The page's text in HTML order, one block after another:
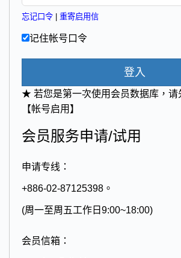
忘记口令 重寄启用信
记住帐号口令
登入
★ 若您是第一次使用会员数据库，请
【帐号启用】
会员服务申请/试用
申请专线：
+886-02-87125398。
(周一至周五工作日9:00~18:00)
会员信箱：